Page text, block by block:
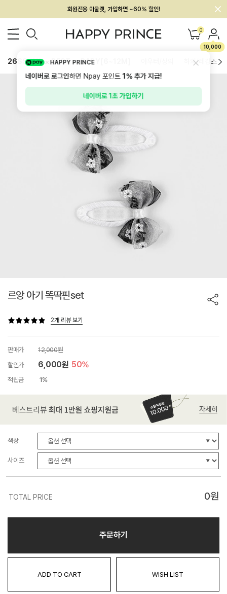
회원전용 아울렛, 가입하면 ~60% 할인!
멤버십 최대 28,000원 혜택 0
10,000
26SS 신상 BEST BABY[6~12M] 하의/레깅스
르앙 아기 똑딱핀set
2개 리뷰 보기
판매가
12,000원
할인가
6,000원 50%
적립금 1%
색상
사이즈
TOTAL PRICE 0원
주문하기
ADD TO CART WISH LIST
HAPPY PRINCE
네이버로 로그인하면 Npay 포인트1%추가 지급!
네이버로 1초 가입하기